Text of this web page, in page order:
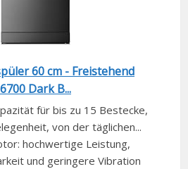
60 cm - Freistehend
Dark B...
für bis zu 15 Bestecke,
von der täglichen...
hochwertige Leistung,
und geringere Vibration